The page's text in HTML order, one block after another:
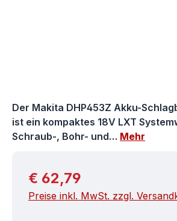
Der Makita DHP453Z Akku-
ist ein kompaktes 18V LXT
Schraub-, Bohr- und… Mehr
Regulärer Preis:
€ 62,79
Preise inkl. MwSt. zzgl.